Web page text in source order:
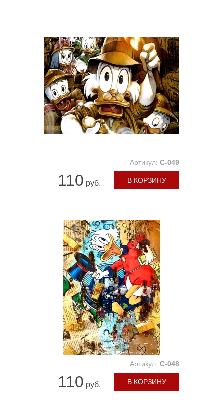
Артикул: C-049
110 руб. В КОРЗИНУ
Артикул: C-048
110 руб. В КОРЗИНУ